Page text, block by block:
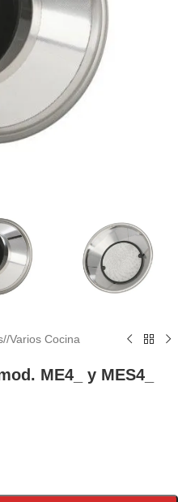
/ Varios Cocina
ME4_ y MES4_